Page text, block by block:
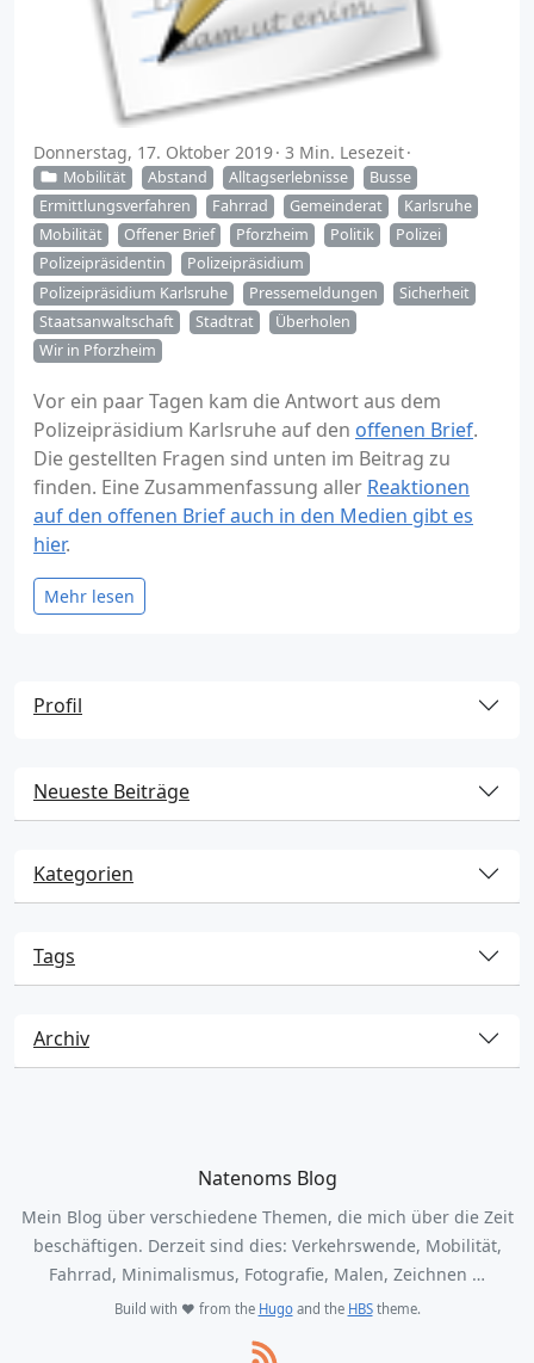
Donnerstag, 17. Oktober 2019 3 Min. Lesezeit
Mobilität Abstand Alltagserlebnisse
Busse
Ermittlungsverfahren
Fahrrad Gemeinderat
Karlsruhe
Mobilität
Offener Brief Pforzheim Politik
Polizei
Polizeipräsidentin
Polizeipräsidium
Polizeipräsidium Karlsruhe
Pressemeldungen
Sicherheit
Staatsanwaltschaft
Stadtrat
Überholen
Wir in Pforzheim
Vor ein paar Tagen kam die Antwort aus dem
Polizeipräsidium Karlsruhe auf den offenen Brief.
Die gestellten Fragen sind unten im Beitrag zu
finden. Eine Zusammenfassung aller Reaktionen
auf den offenen Brief auch in den Medien gibt es
hier.
Mehr lesen
Profil
Neueste Beiträge
Kategorien
Tags
Archiv
Natenoms Blog
Mein Blog über verschiedene Themen, die mich über die Zeit
beschäftigen. Derzeit sind dies: Verkehrswende, Mobilität,
Fahrrad, Minimalismus, Fotografie, Malen, Zeichnen …
Build with ❤️ from the Hugoand the HBStheme.